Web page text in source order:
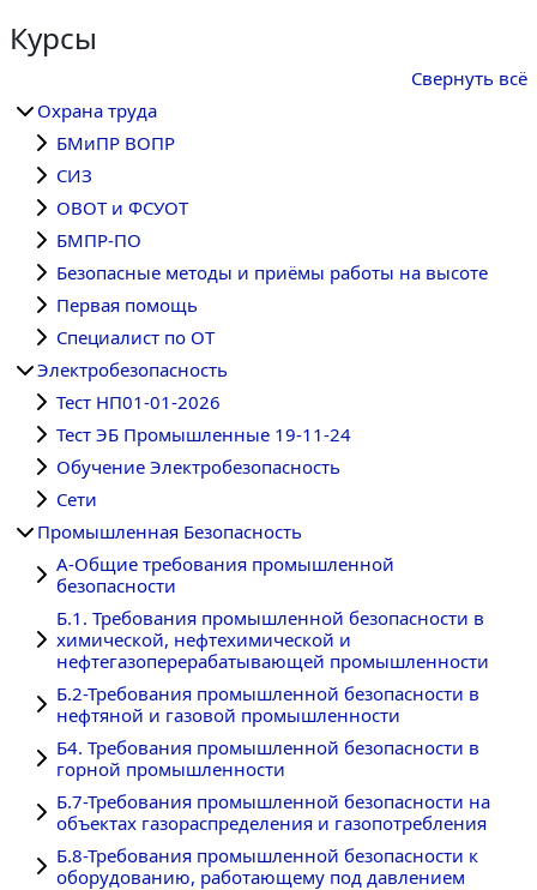
Курсы
Свернуть всё
Охрана труда
БМиПР ВОПР
СИЗ
ОВОТ и ФСУОТ
БМПР-ПО
Безопасные методы и приёмы работы на высоте
Первая помощь
Специалист по ОТ
Электробезопасность
Тест НП01-01-2026
Тест ЭБ Промышленные 19-11-24
Обучение Электробезопасность
Сети
Промышленная Безопасность
А-Общие требования промышленной
безопасности
Б.1. Требования промышленной безопасности в
химической, нефтехимической и
нефтегазоперерабатывающей промышленности
Б.2-Требования промышленной безопасности в
нефтяной и газовой промышленности
Б4. Требования промышленной безопасности в
горной промышленности
Б.7-Требования промышленной безопасности на
объектах газораспределения и газопотребления
Б.8-Требования промышленной безопасности к
оборудованию, работающему под давлением